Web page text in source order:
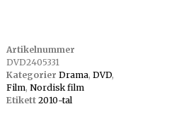
Artikelnummer
DVD2405331
Kategorier Drama, DVD,
Film, Nordisk film
Etikett 2010-tal